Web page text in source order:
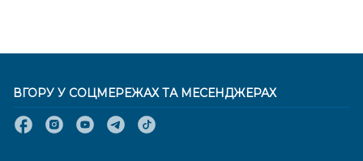
ВГОРУ У СОЦМЕРЕЖАХ ТА МЕСЕНДЖЕРАХ